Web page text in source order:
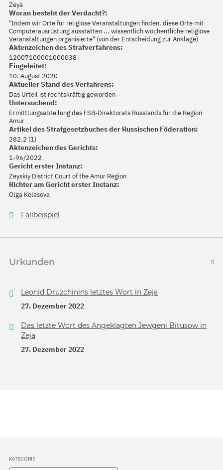
Zeya
Woran besteht der Verdacht?:
"Indem wir Orte für religiöse Veranstaltungen finden, diese Orte mit
Computerausrüstung ausstatten ... wissentlich wöchentliche religiöse
Veranstaltungen organisierte" (von der Entscheidung zur Anklage)
Aktenzeichen des Strafverfahrens:
12007100001000038
Eingeleitet:
10. August 2020
Aktueller Stand des Verfahrens:
Das Urteil ist rechtskräftig geworden
Untersuchend:
Ermittlungsabteilung des FSB-Direktorats Russlands für die Region
Amur
Artikel des Strafgesetzbuches der Russischen Föderation:
282.2 (1)
Aktenzeichen des Gerichts:
1-96/2022
Gericht erster Instanz:
Zeyskiy District Court of the Amur Region
Richter am Gericht erster Instanz:
Olga Kolesova
Fallbeispiel
Urkunden
Leonid Druzchinins letztes Wort in Zeja
27. Dezember 2022
Das letzte Wort des Angeklagten Jewgeni Bitusow in
Zeja
27. Dezember 2022
KATEGORIE